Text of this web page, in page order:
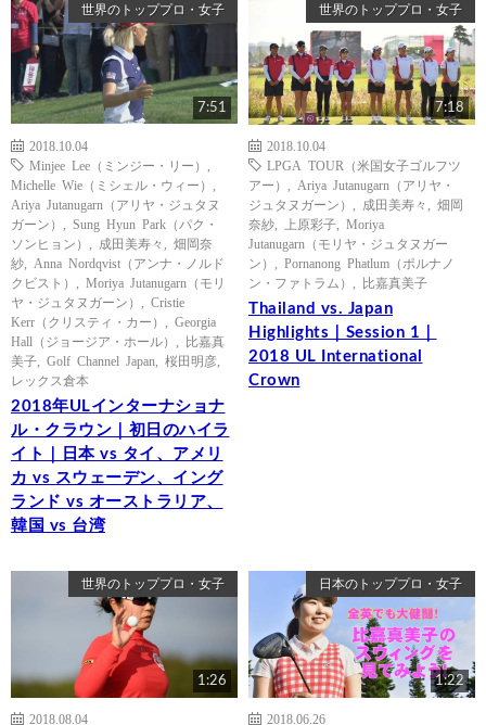
世界のトッププロ・女子
7:51
2018.10.04
Minjee Lee（ミンジー・リー）
Michelle Wie（ミシェル・ウィー）
Ariya Jutanugarn（アリヤ・ジュタヌ
ガーン）
Sung Hyun Park（パク・
ソンヒョン）
成田美寿々
畑岡奈
紗
Anna Nordqvist（アンナ・ノルド
クビスト）
Moriya Jutanugarn（モリ
ヤ・ジュタヌガーン）
Cristie
Kerr（クリスティ・カー）
Georgia
Hall（ジョージア・ホール）
比嘉真
美子
Golf Channel Japan 桜田明彦
レックス倉本
2018年ULインターナショナ
ル・クラウン｜初日のハイラ
イト｜日本 vs タイ、アメリ
カ vs スウェーデン、イング
ランド vs オーストラリア、
韓国 vs 台湾
世界のトッププロ・女子
7:18
2018.10.04
LPGA TOUR（米国女子ゴルフツ
アー）
Ariya Jutanugarn（アリヤ・
ジュタヌガーン）
成田美寿々
畑岡
奈紗
上原彩子
Moriya
Jutanugarn（モリヤ・ジュタヌガー
ン）
Pornanong Phatlum（ポルナノ
ン・ファトラム）
比嘉真美子
Thailand vs. Japan
Highlights｜Session 1｜
2018 UL International
Crown
世界のトッププロ・女子
1:26
2018.08.04
日本のトッププロ・女子
1:22
2018.06.26